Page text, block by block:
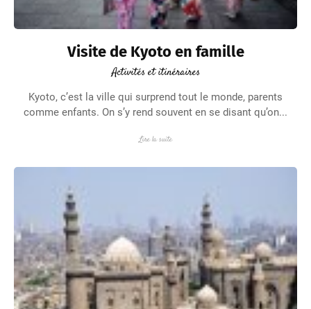
Visite de Kyoto en famille
Activités et itinéraires
Kyoto, c’est la ville qui surprend tout le monde, parents
comme enfants. On s’y rend souvent en se disant qu’on...
Lire la suite